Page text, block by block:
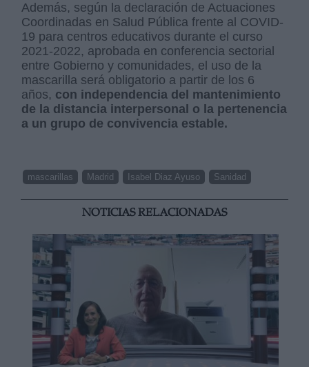
Además, según la declaración de Actuaciones
Coordinadas en Salud Pública frente al COVID-
19 para centros educativos durante el curso
2021-2022, aprobada en conferencia sectorial
entre Gobierno y comunidades, el uso de la
mascarilla será obligatorio a partir de los 6
años, con independencia del mantenimiento
de la distancia interpersonal o la pertenencia
a un grupo de convivencia estable.
mascarillas Madrid Isabel Diaz Ayuso Sanidad
NOTICIAS RELACIONADAS